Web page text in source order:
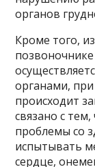
органов
Кроме того,
органами,
происходит
связано с
проблемы со
испытывать
сердце,